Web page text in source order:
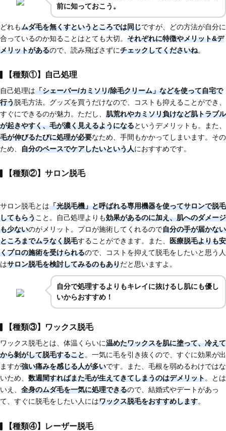
前に知っておこう。
どれもムダ毛を無くすというところでは同じですが、どの方法が自分に
合っているのか知ることはとても大切。 それぞれに特徴やメリット&デ
メリットがあるので、読み飛ばさずにチェックしてくださいね。
【種類①】自己処理
自己処理は「シェーバー/カミソリ/除毛クリーム」などを使って自宅で
行う脱毛方法。グッズを買うだけなので、コストも抑えることができ、
すぐにできるのが魅力。ただし、 肌荒れやカミソリ負けなど肌トラブル
が起きやすく、毛が濃く見えるようになるというデメリットも。また、
毛が伸びるたびに処理が必要なため、手間もかかってしまいます。その
ため、 自分のペースでケアしたいという人におすすめです。
【種類②】サロン脱毛
サロン脱毛とは「光脱毛機」と呼ばれる専用機器を使ってサロンで脱毛
してもらうこと。自己処理よりも効果があるのに加え、肌へのダメージ
も少ないのがメリット。プロが施術してくれるので自分の手が届かない
ところまでムラなく脱毛することができます。また、 医療脱毛よりも安
くプロの施術を受けられるので、コストを抑えて脱毛をしたいと思う人
はサロン脱毛を検討してみるのもありだと思いますよ。
自分で処理するよりもキレイに抜けるし肌にも優し
いからおすすめ！
【種類③】ワックス脱毛
ワックス脱毛とは、体温くらいに温めたワックスを肌に塗って、冷えて
から剝がして脱毛すること。一気に毛を引き抜くので、すぐに効果が出
ますが強い痛みを感じる人が多いです。また、毛根を弱めるわけではな
いため、 数週間すればまた毛が生えてきてしまうのはデメリット。とは
いえ、 全身のムダ毛を一気に処理できるので、結婚式やデートがあっ
て、すぐに脱毛をしたい人にはワックス脱毛をおすすめします。
【種類④】レーザー脱毛